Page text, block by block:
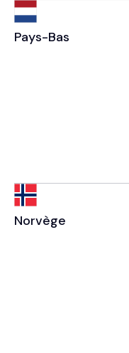
Pays-Bas
Norvège